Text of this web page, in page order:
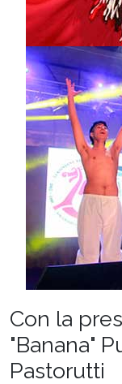
Con la
"Banana"
Pastorutti